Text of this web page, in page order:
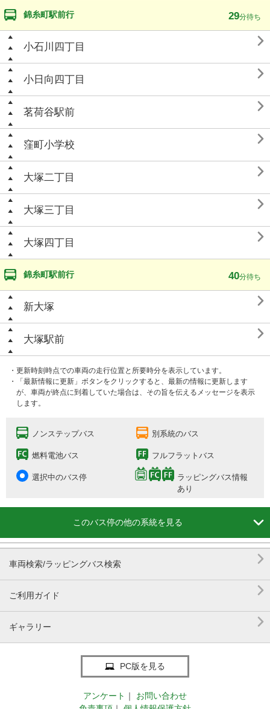
錦糸町駅前行 29分待ち
小石川四丁目 
小日向四丁目 
茗荷谷駅前 
窪町小学校 
大塚二丁目 
大塚三丁目 
大塚四丁目 
錦糸町駅前行 40分待ち
新大塚 
大塚駅前 
・更新時刻時点での車両の走行位置と所要時分を表示しています。
・「最新情報に更新」ボタンをクリックすると、最新の情報に更新します
が、車両が終点に到着していた場合は、その旨を伝えるメッセージを表示
します。
ノンステップバス 別系統のバス
燃料電池バス フルフラットバス
選択中のバス停
ラッピングバス情報
あり
このバス停の他の系統を見る 
車両検索/ラッピングバス検索 
ご利用ガイド 
ギャラリー 
PC版を見る
アンケート ｜
お問い合わせ